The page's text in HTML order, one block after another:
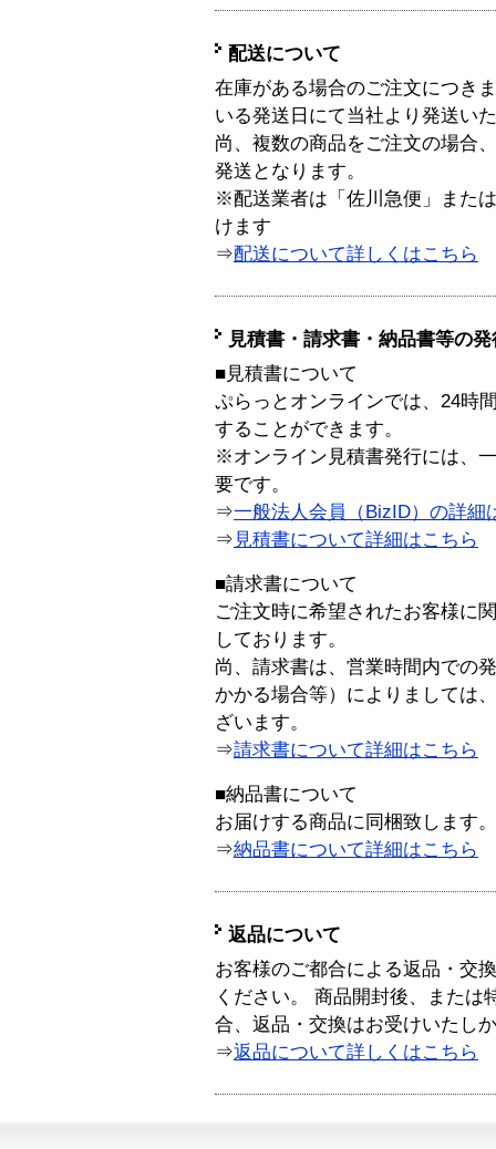
配送について
在庫がある場合のご注文につき
いる発送日にて当社より発送い
尚、複数の商品をご注文の場合
発送となります。
※配送業者は「佐川急便」また
けます
⇒配送について詳しくはこちら
見積書・請求書・納品書等の
■見積書について
ぷらっとオンラインでは、24時
することができます。
※オンライン見積書発行には、
要です。
⇒一般法人会員（BizID）の詳細
⇒ 見積書について詳細はこちら
■請求書について
ご注文時に希望されたお客様に
しております。
尚、請求書は、営業時間内での
かかる場合等）によりましては
ざいます。
⇒請求書について詳細はこちら
■納品書について
お届けする商品に同梱致します。
⇒納品書について詳細はこちら
返品について
お客様のご都合による返品・交
ください。 商品開封後、または
合、返品・交換はお受けいたし
⇒返品について詳しくはこちら